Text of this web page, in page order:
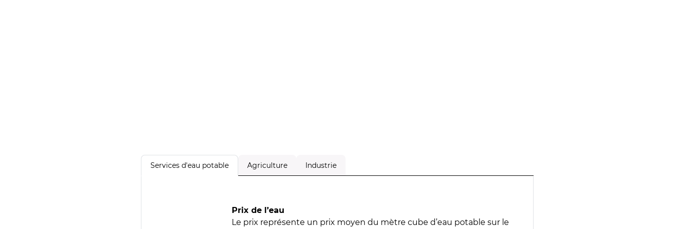
Services d'eau potable Agriculture Industrie
Prix de l’eau
Le prix représente un prix moyen du mètre cube d’eau potable sur le